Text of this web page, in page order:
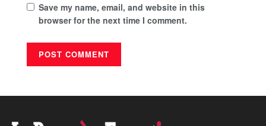
Save my name, email, and website in this
browser for the next time I comment.